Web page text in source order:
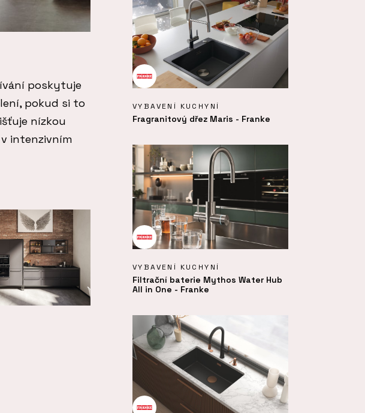
poskytuje
pokud si to
nízkou
intenzivním
VYBAVENÍ KUCHYNÍ
Fragranitový dřez Maris - Franke
VYBAVENÍ KUCHYNÍ
Filtrační baterie Mythos Water Hub
All in One - Franke